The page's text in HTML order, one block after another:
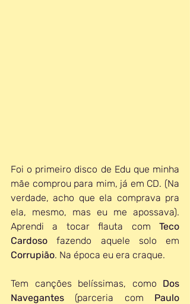
Foi o primeiro disco de Edu que minha
mãe comprou para mim, já em CD. (Na
verdade, acho que ela comprava pra
ela, mesmo, mas eu me apossava).
Aprendi a tocar flauta com Teco
Cardoso
Corrupião. Na época eu era craque.
Tem canções belíssimas, como Dos
Navegantes (parceria com Paulo